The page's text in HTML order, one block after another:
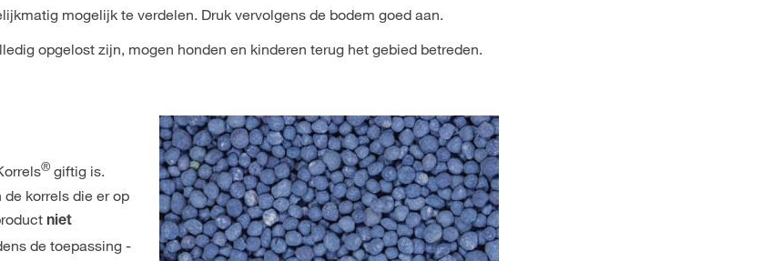
mogelijk te verdelen. Druk vervolgens de bodem goed aan.
opgelost zijn, mogen honden en kinderen terug het gebied betreden.
® giftig is.
korrels die er op
niet
de toepassing -